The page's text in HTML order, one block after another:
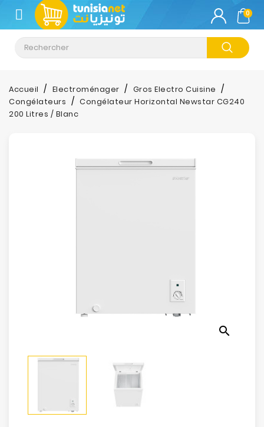
CATÉGORIE
Climatisation
Informatique
Téléphonie
Sécurité
Loisirs
0
Accueil Electroménager
Gros Electro Cuisine
Congélateurs
Congélateur Horizontal Newstar CG240
200 Litres / Blanc
search